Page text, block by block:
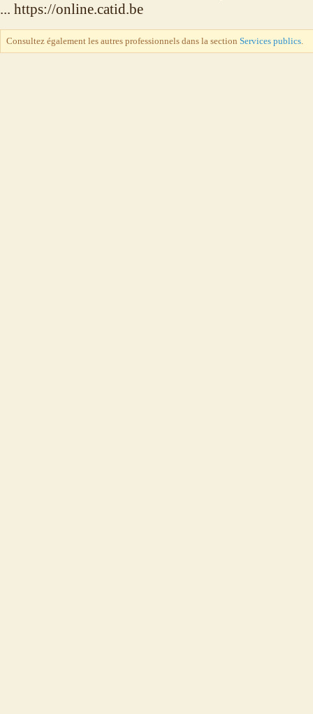
... https://online.catid.be
Consultez également les autres professionnels dans la section Services publics.